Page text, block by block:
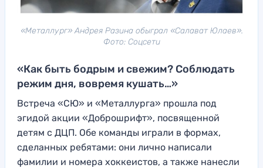
«Металлург» Андрея Разина обыграл «Салават Юлаев».
Фото: Соцсети
«Как быть бодрым и свежим? Соблюдать
режим дня, вовремя кушать…»
Встреча «СЮ» и «Металлурга» прошла под
эгидой акции «Доброшрифт», посвященной
детям с ДЦП. Обе команды играли в формах,
сделанных ребятами: они лично написали
фамилии и номера хоккеистов, а также нанесли